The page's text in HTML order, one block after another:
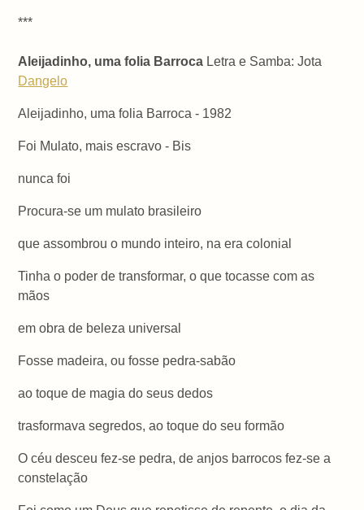
***
Aleijadinho, uma folia Barroca Letra e Samba: Jota
Dangelo
Aleijadinho, uma folia Barroca - 1982
Foi Mulato, mais escravo - Bis
nunca foi
Procura-se um mulato brasileiro
que assombrou o mundo inteiro, na era colonial
Tinha o poder de transformar, o que tocasse com as
mãos
em obra de beleza universal
Fosse madeira, ou fosse pedra-sabão
ao toque de magia do seus dedos
trasformava segredos, ao toque do seu formão
O céu desceu fez-se pedra, de anjos barrocos fez-se a
constelação